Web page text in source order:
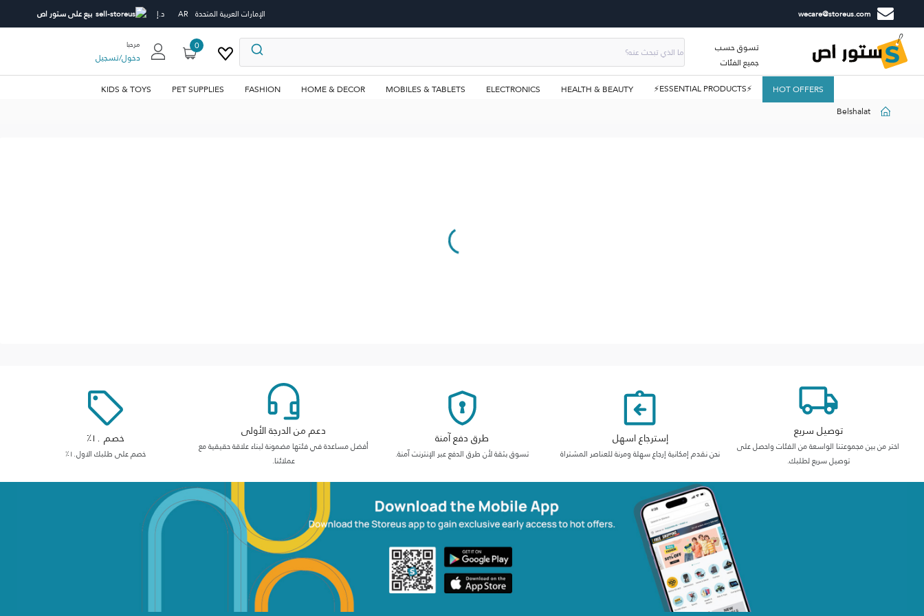
wecare@storeus.com الإمارات العربية المتحدة AR د.إ بيع على ستور اص
تسوق حسب
جميع الفئات
0 مرحبا
دخول/تسجيل
HOT OFFERS
⚡ESSENTIAL PRODUCTS⚡
HEALTH & BEAUTY
ELECTRONICS
MOBILES & TABLETS
HOME & DECOR
FASHION
PET SUPPLIES
KIDS & TOYS
Belshalat
توصيل سريع
اختر من بين مجموعتنا الواسعة من الفئات واحصل على
توصيل سريع لطلبك.
إسترجاع اسهل
نحن نقدم إمكانية إرجاع سهلة ومرنة للعناصر المشتراة
طرق دفع آمنة
تسوق بثقة لأن طرق الدفع عبر الإنترنت آمنة.
دعم من الدرجة الأولى
أفضل مساعدة في فئتها مضمونة لبناء علاقة حقيقية مع
عملائنا.
خصم ١٠٪
خصم على طلبك الاول١٠٪